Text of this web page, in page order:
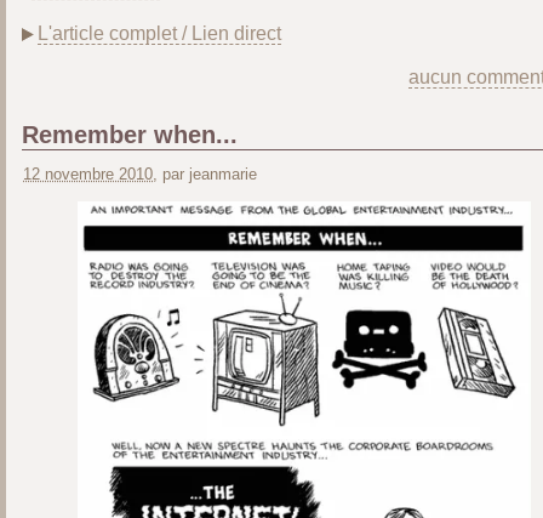
L'article complet / Lien direct
aucun
Remember when...
12 novembre 2010, par jeanmarie